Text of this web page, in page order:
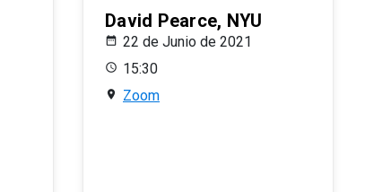
David Pearce, NYU
22 de Junio de 2021
15:30
Zoom